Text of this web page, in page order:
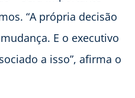
“A própria decisão
E o executivo
a isso”, afirma o